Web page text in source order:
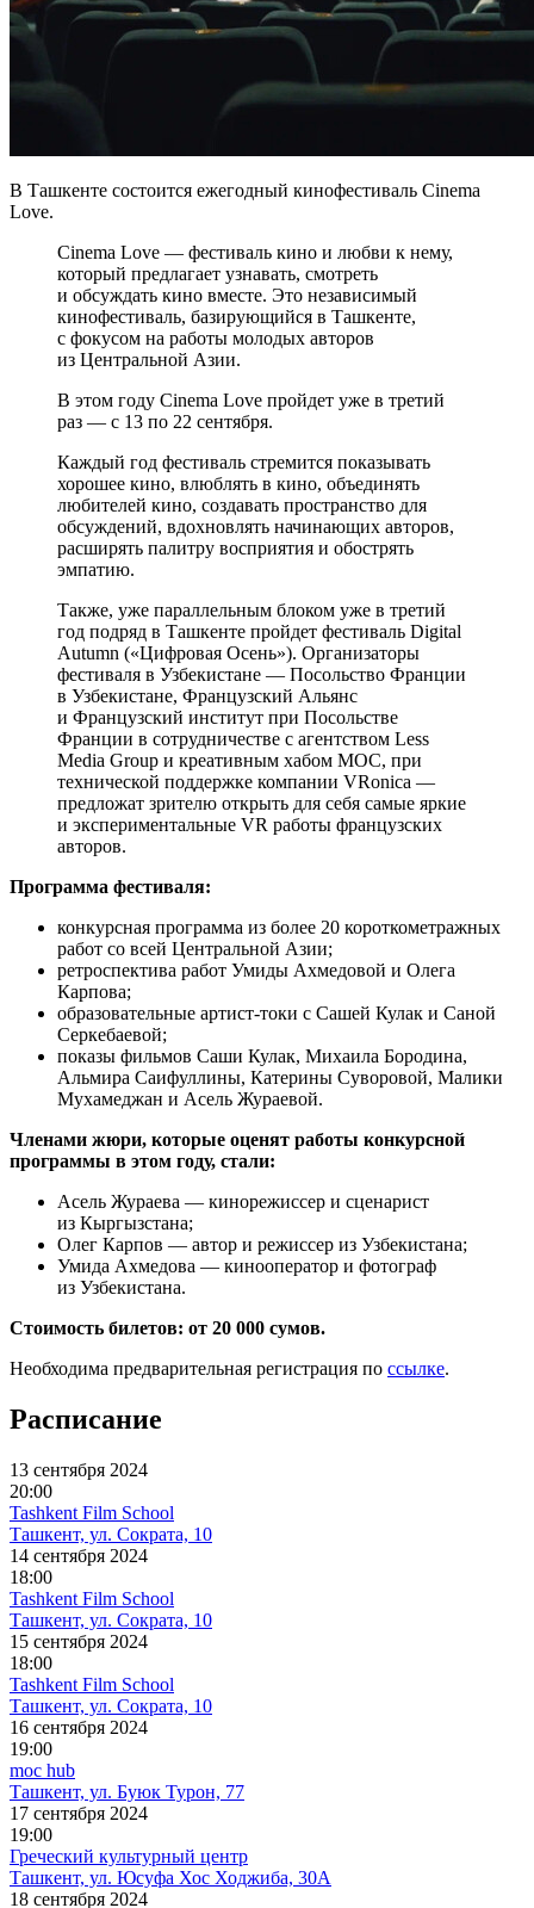
В Ташкенте состоится ежегодный кинофестиваль Cinema
Love.
Cinema Love — фестиваль кино и любви к нему,
который предлагает узнавать, смотреть
и обсуждать кино вместе. Это независимый
кинофестиваль, базирующийся в Ташкенте,
с фокусом на работы молодых авторов
из Центральной Азии.
В этом году Cinema Love пройдет уже в третий
раз — с 13 по 22 сентября.
Каждый год фестиваль стремится показывать
хорошее кино, влюблять в кино, объединять
любителей кино, создавать пространство для
обсуждений, вдохновлять начинающих авторов,
расширять палитру восприятия и обострять
эмпатию.
Также, уже параллельным блоком уже в третий
год подряд в Ташкенте пройдет фестиваль Digital
Autumn («Цифровая Осень»). Организаторы
фестиваля в Узбекистане — Посольство Франции
в Узбекистане, Французский Альянс
и Французский институт при Посольстве
Франции в сотрудничестве с агентством Less
Media Group и креативным хабом MOC, при
технической поддержке компании VRonica —
предложат зрителю открыть для себя самые яркие
и экспериментальные VR работы французских
авторов.
Программа фестиваля:
конкурсная программа из более 20 короткометражных
работ со всей Центральной Азии;
ретроспектива работ Умиды Ахмедовой и Олега
Карпова;
образовательные артист-токи с Сашей Кулак и Саной
Серкебаевой;
показы фильмов Саши Кулак, Михаила Бородина,
Альмира Саифуллины, Катерины Суворовой, Малики
Мухамеджан и Асель Жураевой.
Членами жюри, которые оценят работы конкурсной
программы в этом году, стали:
Асель Жураева — кинорежиссер и сценарист
из Кыргызстана;
Олег Карпов — автор и режиссер из Узбекистана;
Умида Ахмедова — кинооператор и фотограф
из Узбекистана.
Стоимость билетов: от 20 000 сумов.
Необходима предварительная регистрация по ссылке.
Расписание
13 сентября 2024
20:00
Tashkent Film School
Ташкент, ул. Сократа, 10
14 сентября 2024
18:00
Tashkent Film School
Ташкент, ул. Сократа, 10
15 сентября 2024
18:00
Tashkent Film School
Ташкент, ул. Сократа, 10
16 сентября 2024
19:00
moc hub
Ташкент, ул. Буюк Турон, 77
17 сентября 2024
19:00
Греческий культурный центр
Ташкент, ул. Юсуфа Хос Ходжиба, 30А
18 сентября 2024